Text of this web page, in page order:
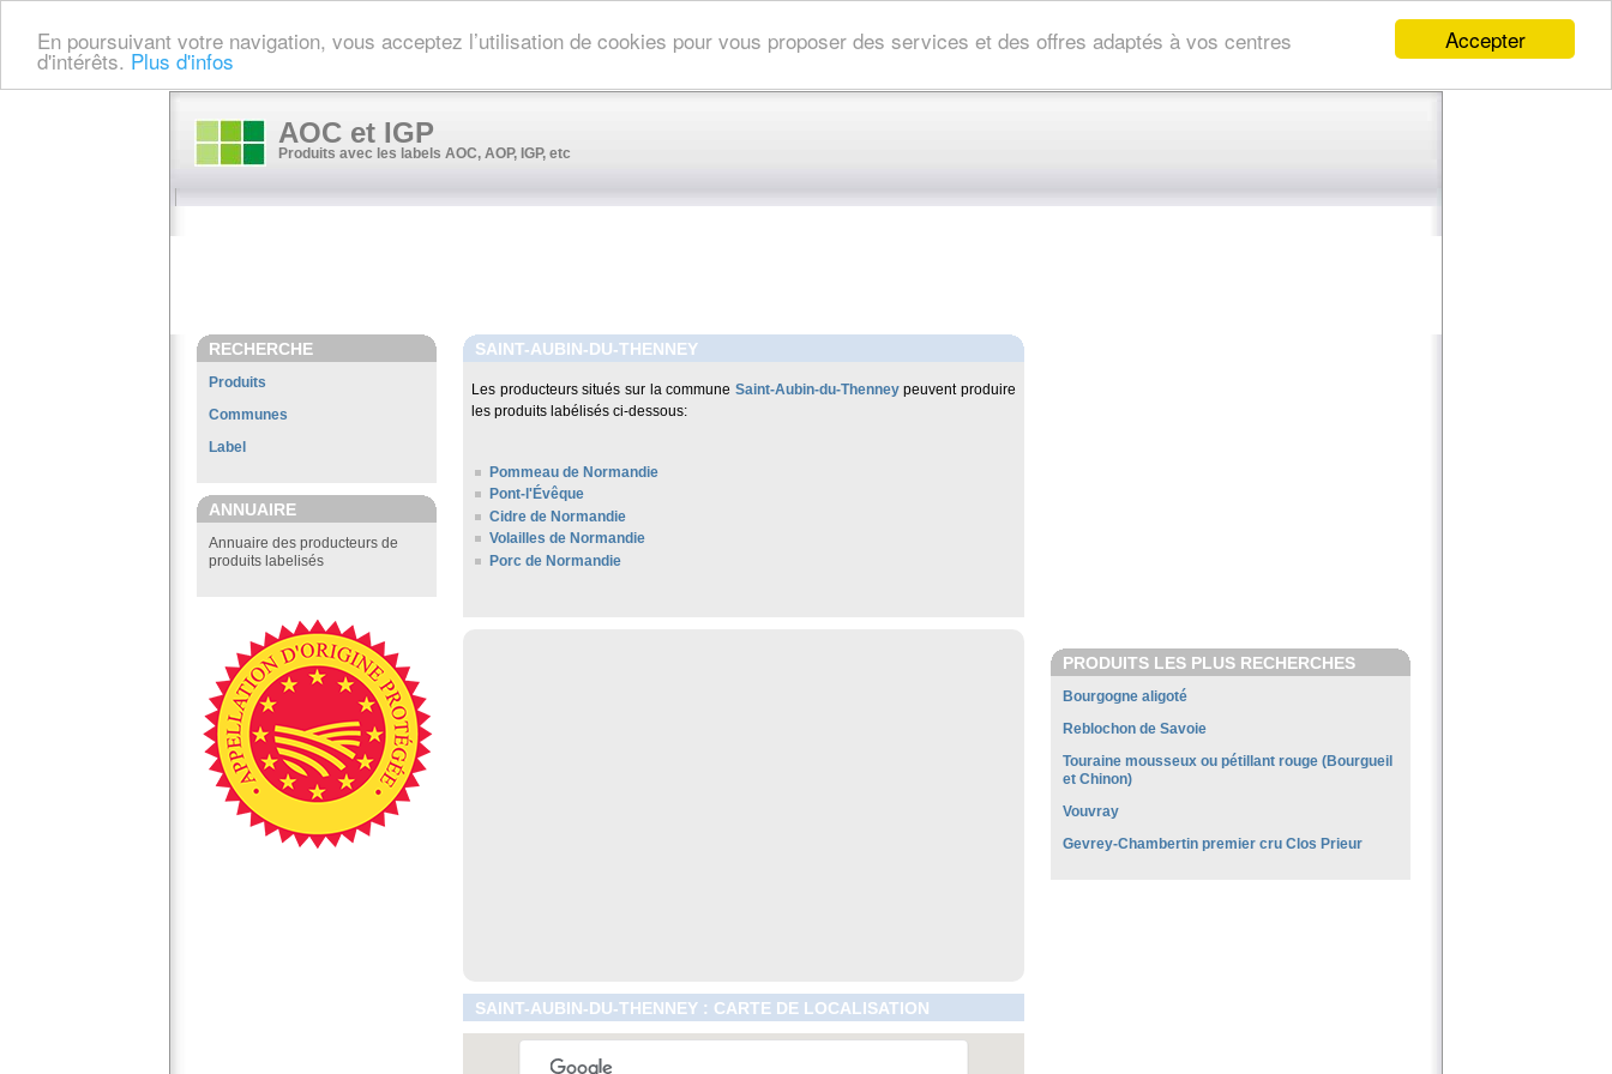
Accepter
En poursuivant votre navigation, vous acceptez l’utilisation de cookies pour vous proposer des services et des offres adaptés à vos centres
d'intérêts. Plus d'infos
AOC et IGP
Produits avec les labels AOC, AOP, IGP, etc
RECHERCHE
Produits
Communes
Label
ANNUAIRE
Annuaire des producteurs de
produits labelisés
SAINT-AUBIN-DU-THENNEY
Les producteurs situés sur la commune Saint-Aubin-du-Thenneypeuvent produire
les produits labélisés ci-dessous:
Pommeau de Normandie
Pont-l'Évêque
Cidre de Normandie
Volailles de Normandie
Porc de Normandie
SAINT-AUBIN-DU-THENNEY : CARTE DE LOCALISATION
PRODUITS LES PLUS RECHERCHES
Bourgogne aligoté
Reblochon de Savoie
Touraine mousseux ou pétillant rouge (Bourgueil
et Chinon)
Vouvray
Gevrey-Chambertin premier cru Clos Prieur